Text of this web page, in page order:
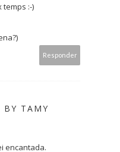
temps :-)
Responder
BY TAMY
encantada.